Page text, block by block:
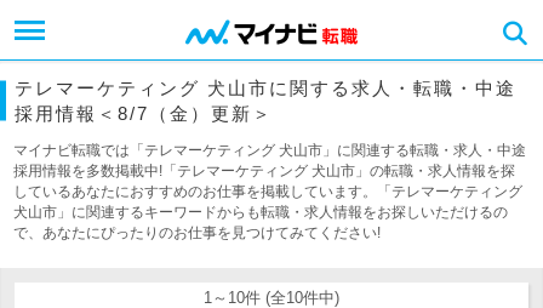
テレマーケティング 犬山市に関する求人・転職・中途
採用情報＜8/7（金）更新＞
マイナビ転職では「テレマーケティング 犬山市」に関連する転職・求人・中途
採用情報を多数掲載中!「テレマーケティング 犬山市」の転職・求人情報を探
しているあなたにおすすめのお仕事を掲載しています。「テレマーケティング
犬山市」に関連するキーワードからも転職・求人情報をお探しいただけるの
で、あなたにぴったりのお仕事を見つけてみてください!
1～10件 (全10件中)